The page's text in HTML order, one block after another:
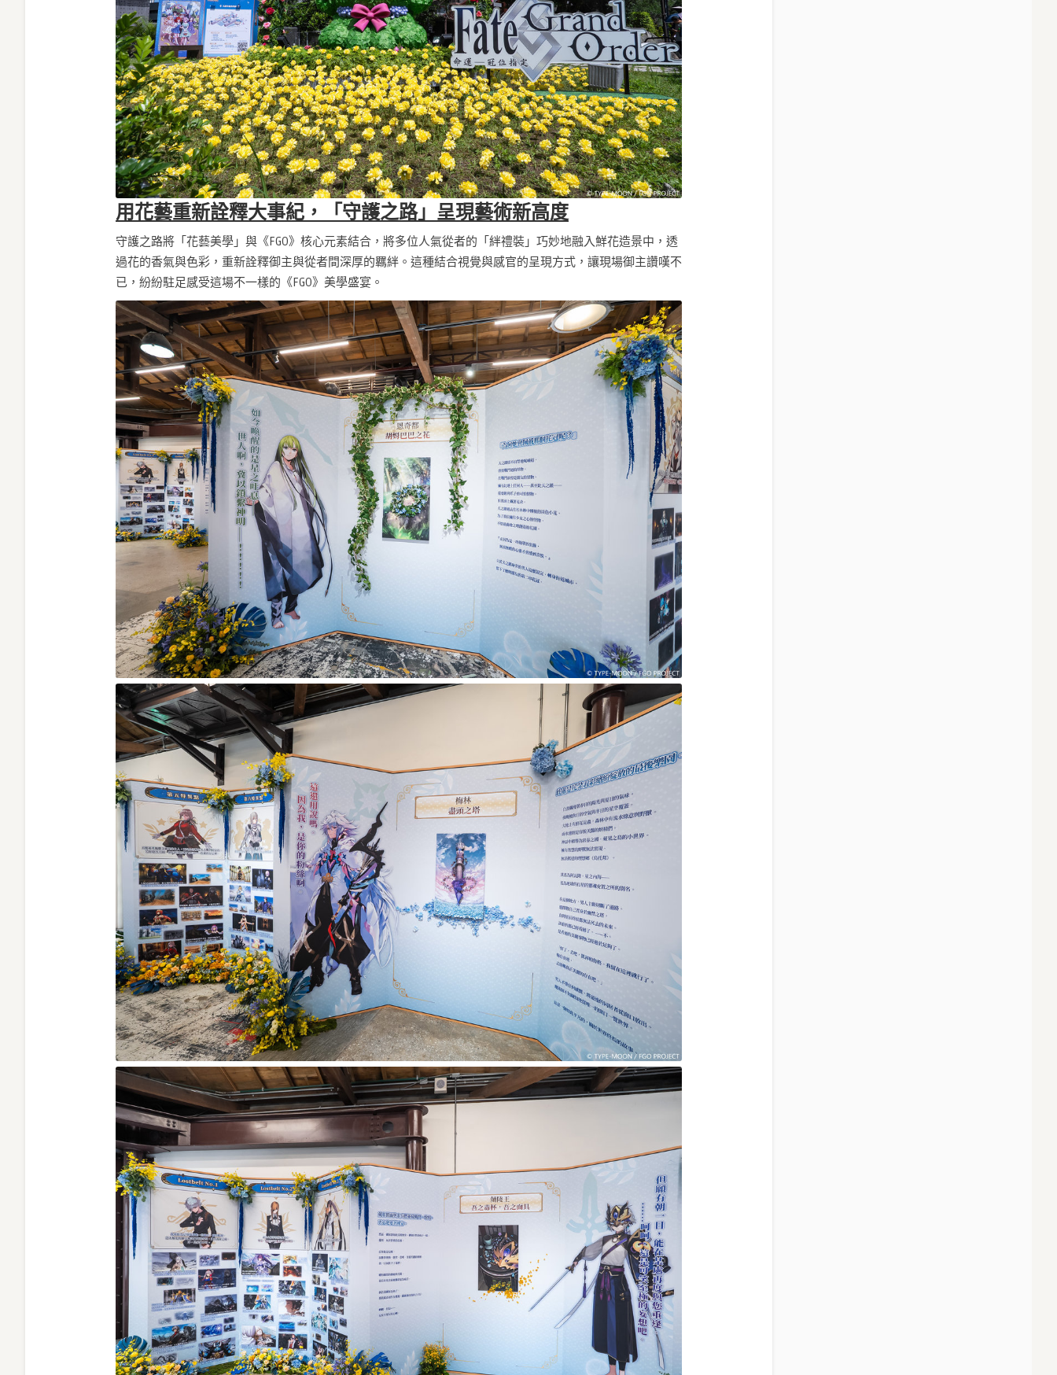
用花藝重新詮釋大事紀，「守護之路」呈現藝術新高度
守護之路將「花藝美學」與《FGO》核心元素結合，將多位人氣從者的「絆禮裝」巧妙地融入鮮花造景中，透
過花的香氣與色彩，重新詮釋御主與從者間深厚的羈絆。這種結合視覺與感官的呈現方式，讓現場御主讚嘆不
已，紛紛駐足感受這場不一樣的《FGO》美學盛宴。